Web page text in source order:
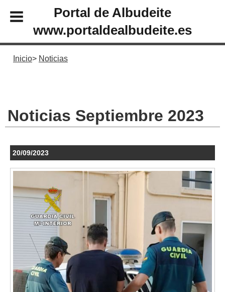
Portal de Albudeite
www.portaldealbudeite.es
Inicio Noticias
Noticias Septiembre 2023
20/09/2023